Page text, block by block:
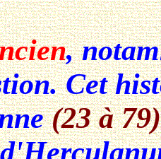
,
Cet
(23 à 79)